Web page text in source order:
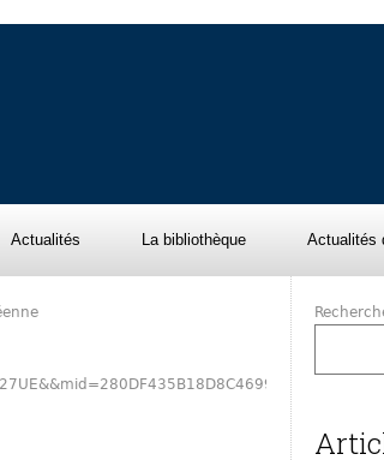
Actualités La bibliothèque Actualités